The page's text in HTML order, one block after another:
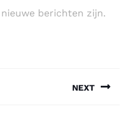
berichten zijn.
NEXT